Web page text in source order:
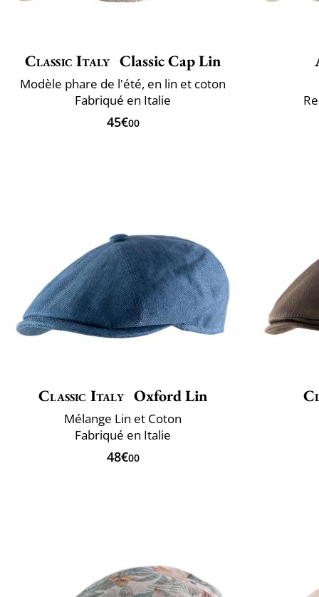
Classic Italy Classic Cap Lin
Modèle phare de l'été, en lin et coton
Fabriqué en Italie
45€00
Classic Italy Oxford Lin
Mélange Lin et Coton
Fabriqué en Italie
48€00